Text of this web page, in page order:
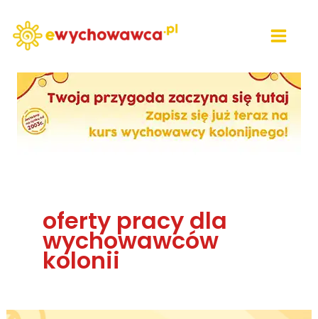
do
treści
oferty pracy dla
wychowawców
kolonii